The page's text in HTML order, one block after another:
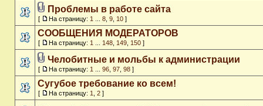
Проблемы в работе сайта
[ На страницу: 1 8 9 10 ]
СООБЩЕНИЯ МОДЕРАТОРОВ
[ На страницу: 1 148 149 150 ]
Челобитные и мольбы к администрации
[ На страницу: 1 96 97 98 ]
Сугубое требование ко всем!
[ На страницу: 1 2 ]